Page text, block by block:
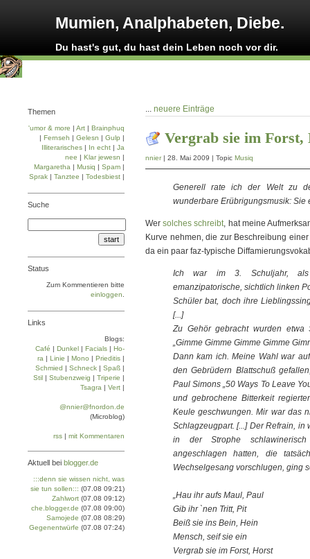
Mumien, Analphabeten, Diebe.
Du hast's gut, du hast dein Leben noch vor dir.
... neuere Einträge
Vergrab sie im Forst,
nnier| 28. Mai 2009 | Topic Musiq
Generell rate ich der Welt zu
wunderbare Erübrigungsmusik: Sie
Wersolches schreibt, hat meine
Kurve nehmen, die zur Beschreibung
da ein paar faz-typische
Ich war im 3. Schuljahr, als
emanzipatorische, sichtlich linken
Schüler bat, doch ihre
[...]
Zu Gehör gebracht wurden etwa
„Gimme Gimme Gimme Gimme
Dann kam ich. Meine Wahl war
den Gebrüdern Blattschuß
Paul Simons „50 Ways To Leave
und gebrochene Bitterkeit
Keule geschwungen. Mir war das
Schlagzeugpart. [...] Der Refrain,
in der Strophe
angeschlagen hatten, die
Wechselgesang vorschlugen, ging
„Hau ihr aufs Maul, Paul
Gib ihr `nen Tritt, Pit
Beiß sie ins Bein, Hein
Mensch, seif sie ein
Vergrab sie im Forst, Horst
Themen
'umor & more | Art | Brainphuq
| Fernseh | Gelesn | Gulp |
Illiterarisches | In echt | Ja
nee | Klar jewesn |
Margaretha | Musiq | Spam |
Sprak | Tanztee | Todesbiest |
Suche
Status
Zum Kommentieren bitte
einloggen
Links
Blogs:
Café | Dun­kel | Facials | Ho­
ra | Linie | Mo­no | Prie­di­tis |
Schmied | Schneck | Spaß |
Stil | Stu­ben­zweig | Tri­pe­rie |
Tsa­gra | Vert |
@nnier@fnordon.de
(Microblog)
rss | mit Kommentaren
Aktuell bei blogger.de
:::denn sie wissen nicht, was
sie tun sollen::: (07.08 09:21)
Zahlwort (07.08 09:12)
che.blogger.de (07.08 09:00)
Samojede (07.08 08:29)
Gegenentwürfe (07.08 07:24)